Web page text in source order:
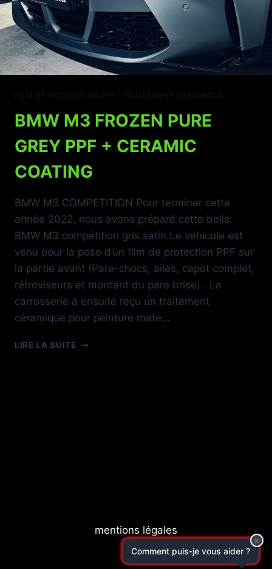
BMW M3 FROZEN PURE
GREY PPF + CERAMIC
COATING
BMW M3 COMPETITION Pour terminer cette
année 2022, nous avons préparé cette belle
BMW M3 compétition gris satin.Le véhicule est
venu pour la pose d’un film de protection PPF sur
la partie avant (Pare-chocs, ailes, capot complet,
rétroviseurs et montant du pare brise) . La
carrosserie a ensuite reçu un traitement
céramique pour peinture mate…
LIRE LA SUITEBMW
mentions légales
Comment puis-je vous aider ?
×